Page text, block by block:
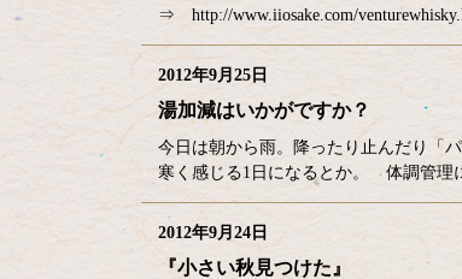
⇒ http://www.iiosake.com/
2012年9月25日
湯加減はいかがですか？
今日は朝から雨。降ったり止んだり「
寒く感じる1日になるとか。 体調管
2012年9月24日
『小さい秋見つけた』